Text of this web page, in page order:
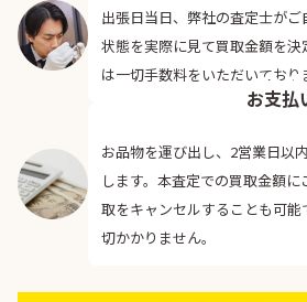
出張日当日、弊社の査定士が
状態を実際に見て買取金額を
は一切手数料をいただいており
04
お支払
お品物を運び出し、2営業日以
します。本査定での買取金額
取をキャンセルすることも可
切かかりません。